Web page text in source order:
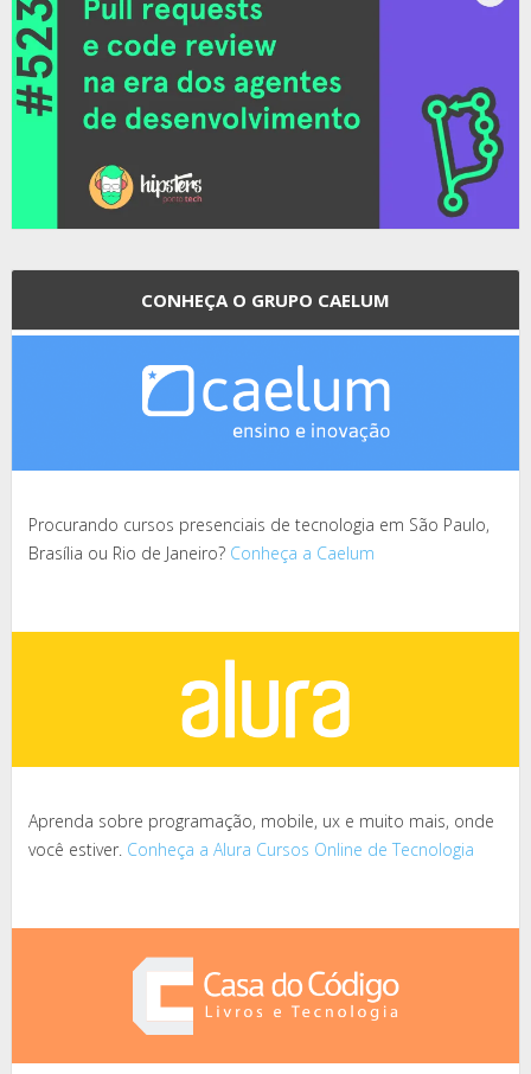
CONHEÇA O GRUPO CAELUM
Procurando cursos presenciais de tecnologia em São Paulo,
Brasília ou Rio de Janeiro? Conheça a Caelum
Aprenda sobre programação, mobile, ux e muito mais, onde
você estiver. Conheça a Alura Cursos Online de Tecnologia